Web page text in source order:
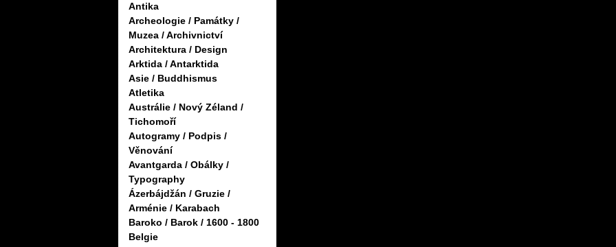
Antika
Archeologie / Památky /
Muzea / Archivnictví
Architektura / Design
Arktida / Antarktida
Asie / Buddhismus
Atletika
Austrálie / Nový Zéland /
Tichomoří
Autogramy / Podpis /
Věnování
Avantgarda / Obálky /
Typography
Ázerbájdžán / Gruzie /
Arménie / Karabach
Baroko / Barok / 1600 - 1800
Belgie